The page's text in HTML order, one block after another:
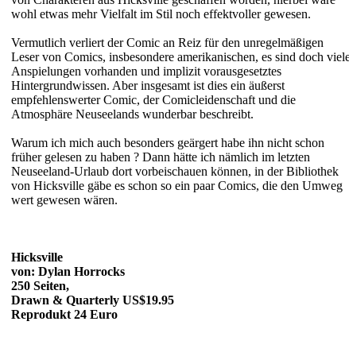
wohl etwas mehr Vielfalt im Stil noch effektvoller gewesen.
Vermutlich verliert der Comic an Reiz für den unregelmäßigen
Leser von Comics, insbesondere amerikanischen, es sind doch
Anspielungen vorhanden und implizit vorausgesetztes
Hintergrundwissen. Aber insgesamt ist dies ein äußerst
empfehlenswerter Comic, der Comicleidenschaft und die
Atmosphäre Neuseelands wunderbar beschreibt.
Warum ich mich auch besonders geärgert habe ihn nicht schon
früher gelesen zu haben ? Dann hätte ich nämlich im letzten
Neuseeland-Urlaub dort vorbeischauen können, in der Bibliothek
von Hicksville gäbe es schon so ein paar Comics, die den Umweg
wert gewesen wären.
Hicksville
von: Dylan Horrocks
250 Seiten,
Drawn & Quarterly US$19.95
Reprodukt 24 Euro